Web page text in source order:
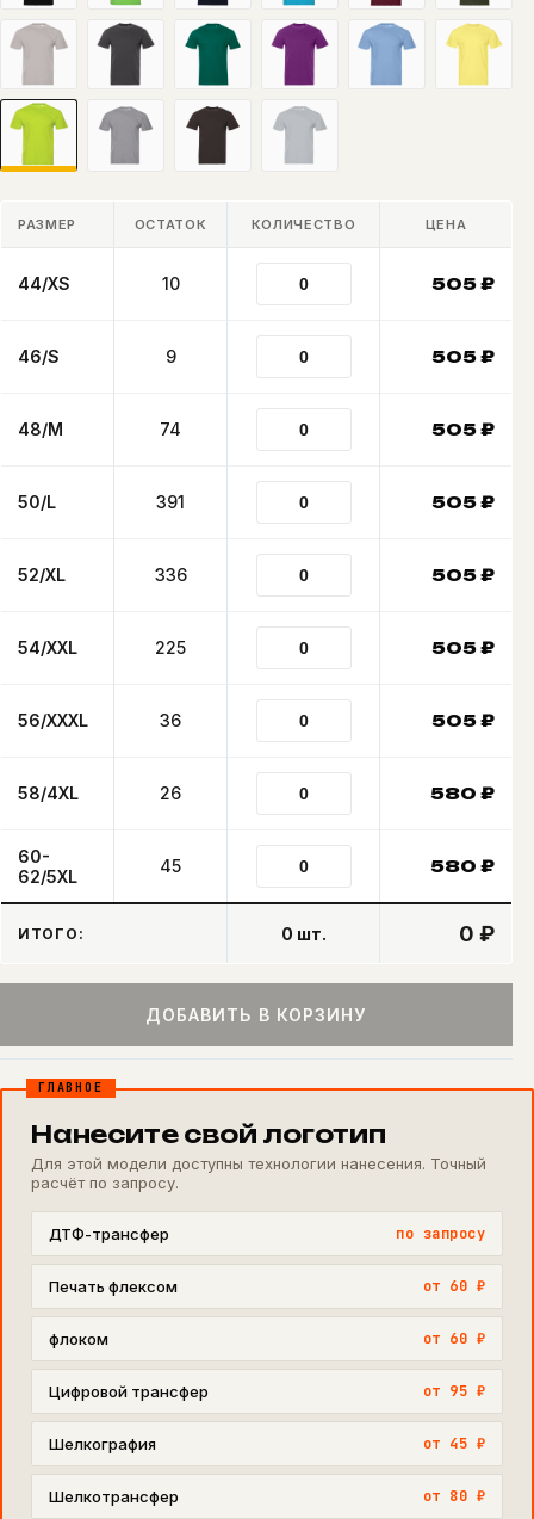
РАЗМЕР ОСТАТОК КОЛИЧЕСТВО ЦЕНА
44/XS 10 505₽
46/S 9 505₽
48/M 74 505₽
50/L 391 505₽
52/XL 336 505₽
54/XXL 225 505₽
56/XXXL 36 505₽
58/4XL 26 580 ₽
60-
62/5XL
45 580 ₽
ИТОГО: 0 шт. 0 ₽
ДОБАВИТЬ В КОРЗИНУ
ГЛАВНОЕ
Нанесите свой логотип
Для этой модели доступны технологии нанесения. Точный
расчёт по запросу.
ДТФ-трансфер по запросу
Печать флексом от 60 ₽
флоком от 60 ₽
Цифровой трансфер от 95 ₽
Шелкография от 45 ₽
Шелкотрансфер от 80 ₽